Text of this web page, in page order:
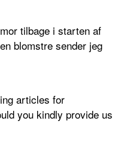
tilbage i starten af
blomstre sender jeg
articles for
you kindly provide us